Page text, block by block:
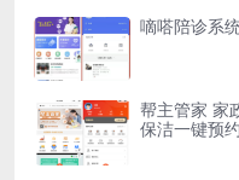
嘀嗒陪诊系
帮主管家 家
保洁一键预